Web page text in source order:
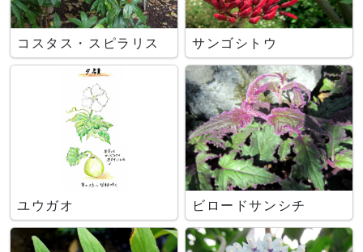
コスタス・スピラリス サンゴシトウ
ユウガオ ビロードサンシチ